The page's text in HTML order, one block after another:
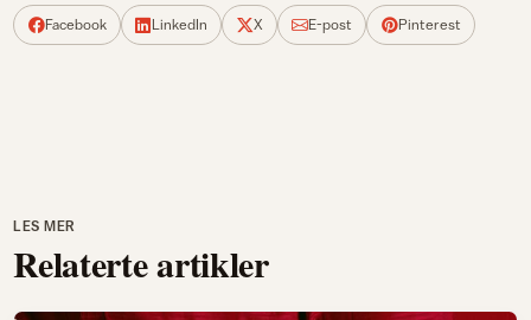
Facebook LinkedIn X E-post Pinterest
LES MER
Relaterte artikler